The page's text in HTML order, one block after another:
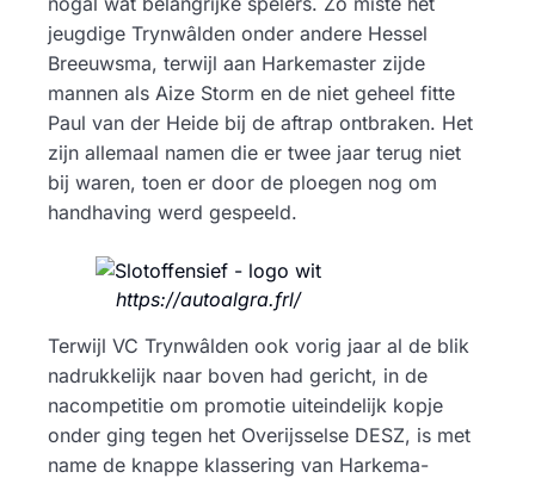
jeugdige Trynwâlden onder andere Hessel
Breeuwsma, terwijl aan Harkemaster zijde
mannen als Aize Storm en de niet geheel fitte
Paul van der Heide bij de aftrap ontbraken. Het
zijn allemaal namen die er twee jaar terug niet
bij waren, toen er door de ploegen nog om
handhaving werd gespeeld.
https://autoalgra.frl/
Terwijl VC Trynwâlden ook vorig jaar al de blik
nadrukkelijk naar boven had gericht, in de
nacompetitie om promotie uiteindelijk kopje
onder ging tegen het Overijsselse DESZ, is met
name de knappe klassering van Harkema-